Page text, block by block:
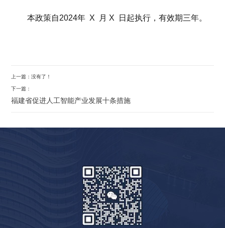
本政策自2024年 X 月 X 日起执行，有效期三年。
上一篇：没有了！
下一篇：
福建省促进人工智能产业发展十条措施